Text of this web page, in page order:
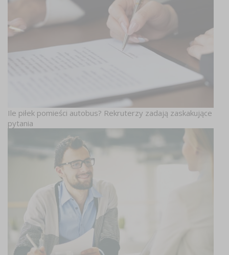
Ile piłek pomieści autobus? Rekruterzy zadają zaskakujące
pytania